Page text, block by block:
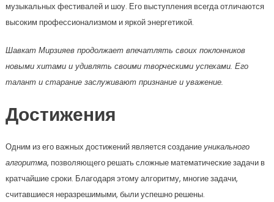
музыкальных фестивалей и шоу. Его выступления всегда отличаются
высоким профессионализмом и яркой энергетикой.
Шавкат Мирзияев продолжает впечатлять своих поклонников
новыми хитами и удивлять своими творческими успехами. Его
талант и старание заслуживают признание и уважение.
Достижения
Одним из его важных достижений является созданиеуникального
алгоритма, позволяющего решать сложные математические задачи в
кратчайшие сроки. Благодаря этому алгоритму, многие задачи,
считавшиеся неразрешимыми, были успешно решены.